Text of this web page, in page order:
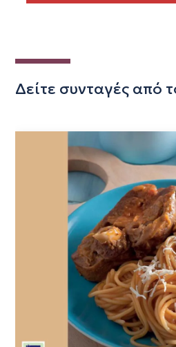
Δείτε συνταγές από